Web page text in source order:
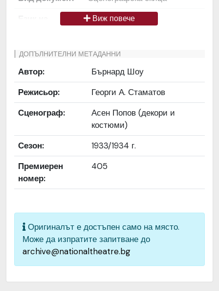
Български
Права за
Да се цитира източник:
„Иван Вазов“
Предоставяща
страна
България
изображението
Средно
Институция
Народен театър „Иван
Виж повече
ДОПЪЛНИТЕЛНИ МЕТАДАННИ
Автор:
Бърнард Шоу
Режисьор:
Георги А. Стаматов
Сценограф:
Асен Попов (декори и
костюми)
Сезон:
1933/1934 г.
Премиерен
номер:
405
Оригиналът е достъпен само на място.
Може да изпратите запитване до
archive@nationaltheatre.bg